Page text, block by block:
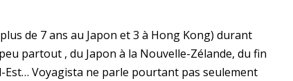
de 7 ans au Japon et 3 à Hong Kong) durant
partout , du Japon à la Nouvelle-Zélande, du fin
Est… Voyagista ne parle pourtant pas seulement